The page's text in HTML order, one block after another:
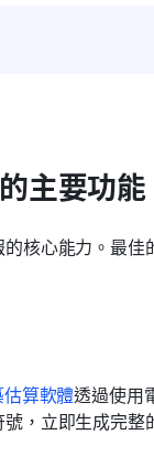
主要功能
核心能力。最
算軟體透過使用
，立即生成完整